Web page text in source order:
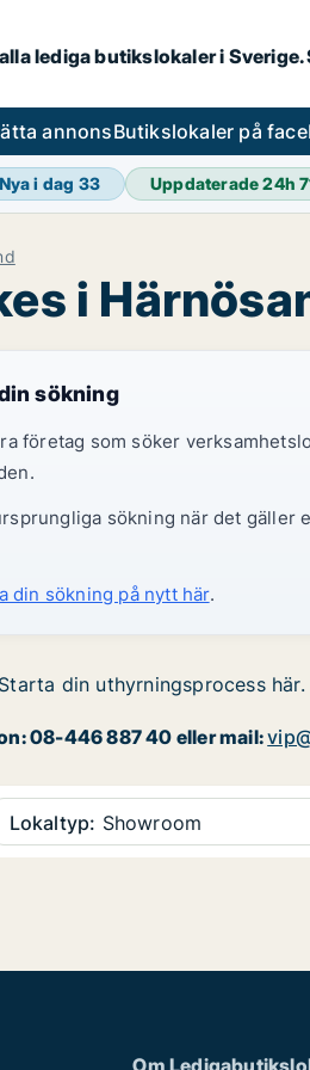
lediga butikslokaler i
annonsButikslokaler på
Nya i dag 33 Uppdaterade 24h
i
sökning
företag som söker
sökning när det
din sökning på nytt här.
din uthyrningsprocess
08-446 887 40 eller mail:
Lokaltyp: Showroom
Om